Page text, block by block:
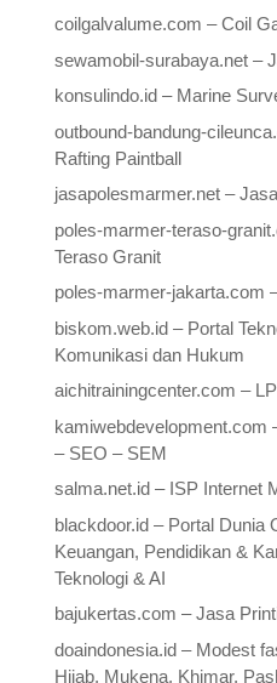
coilgalvalume.com – Coil
sewamobil-surabaya.net –
konsulindo.id – Marine
outbound-bandung-
Rafting Paintball
jasapolesmarmer.net –
poles-marmer-teraso-
Teraso Granit
poles-marmer-jakarta.com
biskom.web.id – Portal
Komunikasi dan Hukum
aichitrainingcenter.com –
kamiwebdevelopment.com
– SEO – SEM
salma.net.id – ISP Internet
blackdoor.id – Portal Dunia
Keuangan, Pendidikan &
Teknologi & AI
bajukertas.com – Jasa
doaindonesia.id – Modest
Hijab, Mukena, Khimar,